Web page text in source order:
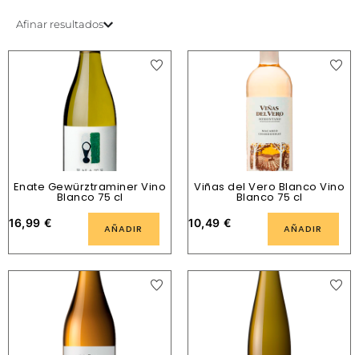
Afinar resultados
Enate Gewürztraminer Vino
Blanco 75 cl
16,99 € AÑADIR
Viñas del Vero Blanco Vino
Blanco 75 cl
10,49 € AÑADIR